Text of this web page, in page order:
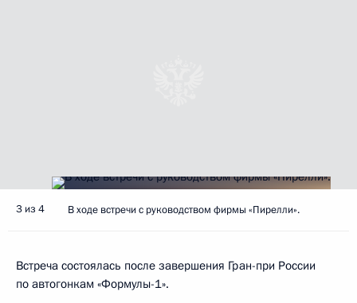
3 из 4 В ходе встречи с руководством фирмы «Пирелли».
Встреча состоялась после завершения Гран-при России
по автогонкам «Формулы-1».